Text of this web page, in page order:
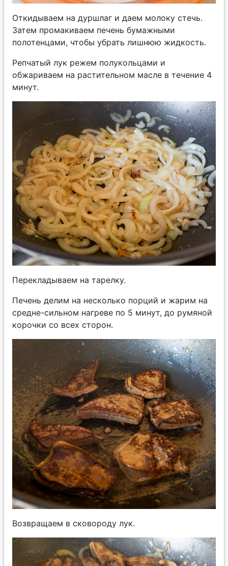
Откидываем на дуршлаг и даем молоку стечь.
Затем промакиваем печень бумажными
полотенцами, чтобы убрать лишнюю жидкость.
Репчатый лук режем полукольцами и
обжариваем на растительном масле в течение 4
минут.
Перекладываем на тарелку.
Печень делим на несколько порций и жарим на
средне-сильном нагреве по 5 минут, до румяной
корочки со всех сторон.
Возвращаем в сковороду лук.